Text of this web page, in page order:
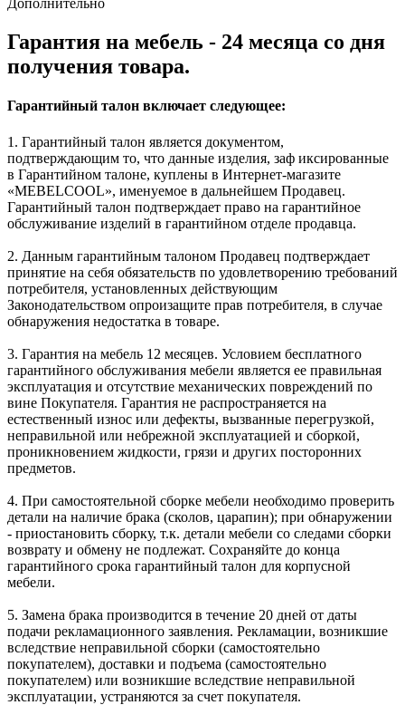
Дополнительно
Гарантия на мебель - 24 месяца со дня
получения товара.
Гарантийный талон включает следующее:
1. Гарантийный талон является документом,
подтверждающим то, что данные изделия, заф иксированные
в Гарантийном талоне, куплены в Интернет-магазите
«MEBELCOOL», именуемое в дальнейшем Продавец.
Гарантийный талон подтверждает право на гарантийное
обслуживание изделий в гарантийном отделе продавца.
2. Данным гарантийным талоном Продавец подтверждает
принятие на себя обязательств по удовлетворению требований
потребителя, установленных действующим
Законодательством опроизащите прав потребителя, в случае
обнаружения недостатка в товаре.
3. Гарантия на мебель 12 месяцев. Условием бесплатного
гарантийного обслуживания мебели является ее правильная
эксплуатация и отсутствие механических повреждений по
вине Покупателя. Гарантия не распространяется на
естественный износ или дефекты, вызванные перегрузкой,
неправильной или небрежной эксплуатацией и сборкой,
проникновением жидкости, грязи и других посторонних
предметов.
4. При самостоятельной сборке мебели необходимо проверить
детали на наличие брака (сколов, царапин); при обнаружении
- приостановить сборку, т.к. детали мебели со следами сборки
возврату и обмену не подлежат. Сохраняйте до конца
гарантийного срока гарантийный талон для корпусной
мебели.
5. Замена брака производится в течение 20 дней от даты
подачи рекламационного заявления. Рекламации, возникшие
вследствие неправильной сборки (самостоятельно
покупателем), доставки и подъема (самостоятельно
покупателем) или возникшие вследствие неправильной
эксплуатации, устраняются за счет покупателя.